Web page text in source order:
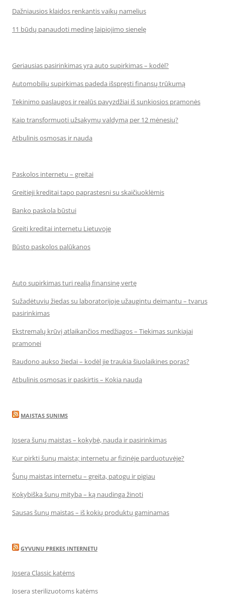
Dažniausios klaidos renkantis vaikų namelius
11 būdų panaudoti medinę laipiojimo sienelę
Geriausias pasirinkimas yra auto supirkimas – kodėl?
Automobilių supirkimas padeda išspręsti finansų trūkumą
Tekinimo paslaugos ir realūs pavyzdžiai iš sunkiosios pramonės
Kaip transformuoti užsakymų valdymą per 12 mėnesių?
Atbulinis osmosas ir nauda
Paskolos internetu – greitai
Greitieji kreditai tapo paprastesni su skaičiuoklėmis
Banko paskola būstui
Greiti kreditai internetu Lietuvoje
Būsto paskolos palūkanos
Auto supirkimas turi realią finansinę vertę
Sužadėtuvių žiedas su laboratorijoje užaugintu deimantu – tvarus
pasirinkimas
Ekstremalų krūvį atlaikančios medžiagos – Tiekimas sunkiajai
pramonei
Raudono aukso žiedai – kodėl jie traukia šiuolaikines poras?
Atbulinis osmosas ir paskirtis – Kokia nauda
MAISTAS SUNIMS
Josera šunų maistas – kokybė, nauda ir pasirinkimas
Kur pirkti šunų maistą: internetu ar fizinėje parduotuvėje?
Šunų maistas internetu – greita, patogu ir pigiau
Kokybiška šunų mityba – ką naudinga žinoti
Sausas šunų maistas – iš kokių produktų gaminamas
GYVUNU PREKES INTERNETU
Josera Classic katėms
Josera sterilizuotoms katėms